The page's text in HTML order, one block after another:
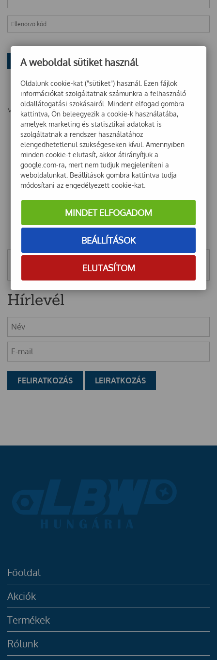
Még nincsenek vélemények ehhez a termékhez!
Mentett szűrők
Hírlevél
Főoldal
Akciók
Termékek
Rólunk
A weboldal sütiket használ
Oldalunk cookie-kat ("sütiket") használ. Ezen fájlok
információkat szolgáltatnak számunkra a felhasználó
oldallátogatási szokásairól. Mindent elfogad gombra
kattintva, Ön beleegyezik a cookie-k használatába,
amelyek marketing és statisztikai adatokat is
szolgáltatnak a rendszer használatához
elengedhetetlenül szükségeseken kívül. Amennyiben
minden cookie-t elutasít, akkor átirányítjuk a
google.com-ra, mert nem tudjuk megjeleníteni a
weboldalunkat. Beállítások gombra kattintva tudja
módosítani az engedélyezett cookie-kat.
MINDET ELFOGADOM
BEÁLLÍTÁSOK
ELUTASÍTOM